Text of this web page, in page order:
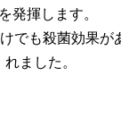
発揮します。
でも殺菌効果が
れました。